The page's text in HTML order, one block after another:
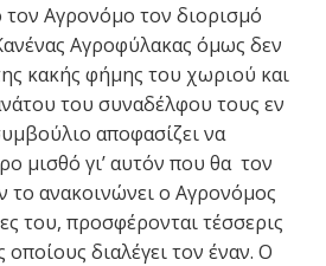
τον Αγρονόμο τον διορισμό
Αγροφύλακας όμως δεν
κακής φήμης του χωριού και
του συναδέλφου τους εν
αποφασίζει να
μισθό γι’ αυτόν που θα τον
το ανακοινώνει ο Αγρονόμος
του, προσφέρονται τέσσερις
διαλέγει τον έναν. Ο